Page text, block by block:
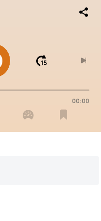


00:00
 